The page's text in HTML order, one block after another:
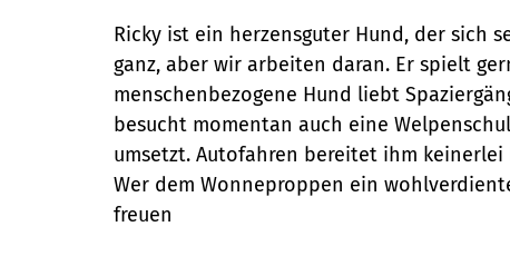
Ricky ist ein herzensguter Hund, der sich
ganz, aber wir arbeiten daran. Er spielt
menschenbezogene Hund liebt
besucht momentan auch eine
umsetzt. Autofahren bereitet ihm
Wer dem Wonneproppen ein
freuen